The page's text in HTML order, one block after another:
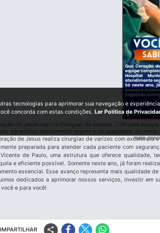
de Jesus realiza Cirurgias de varizes. Com uma
garantindo atendimento seguro e de qualidade. Só
mais
de Jesus realiza cirurgias de varizes com excelência
preparada para atender cada paciente com
Vicente de Paulo, uma estrutura que oferece qualidade,
e eficiente possível. Somente neste ano, já foram
essencial. Esse avanço representa mais qualidade
dedicados a aprimorar nossos serviços, investir em
e para você!
share
tecnologias para aprimorar sua navegação e
concorda com estas condições. Ler Política de